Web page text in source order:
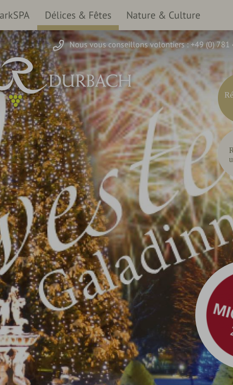
Délices & Fêtes Nature & Culture
Nous vous conseillons volontiers :+49 (0) 781